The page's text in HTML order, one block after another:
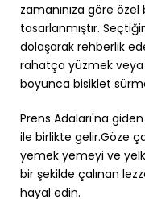
zamanınıza göre
tasarlanmıştır.
dolaşarak rehberlik
rahatça yüzmek veya
boyunca bisiklet
Prens Adaları'na
ile birlikte gelir.Göze
yemek yemeyi ve
bir şekilde çalınan
hayal edin.